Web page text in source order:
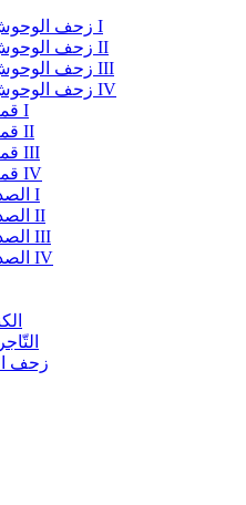
زحف الوحوش (فريق) I
زحف الوحوش (فريق) II
زحف الوحوش (فريق) III
زحف الوحوش (فريق) IV
قمة الجحيم I
قمة الجحيم II
قمة الجحيم III
قمة الجحيم IV
الصدع الباكى I
الصدع الباكى II
الصدع الباكى III
الصدع الباكى IV
زحف